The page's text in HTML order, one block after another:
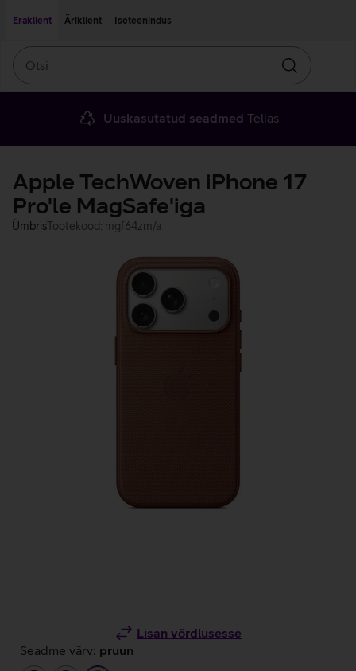
Eraklient
Äriklient Iseteenindus
Otsin
Uuskasutatud seadmed Telias
Apple TechWoven iPhone 17
Pro'le MagSafe'iga
ÜmbrisTootekood: mgf64zm/a
Lisan võrdlusesse
Seadme värv: pruun